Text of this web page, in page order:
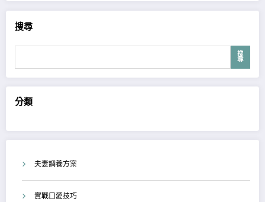
搜尋
搜
尋
分類
夫妻調養方案
實戰口愛技巧